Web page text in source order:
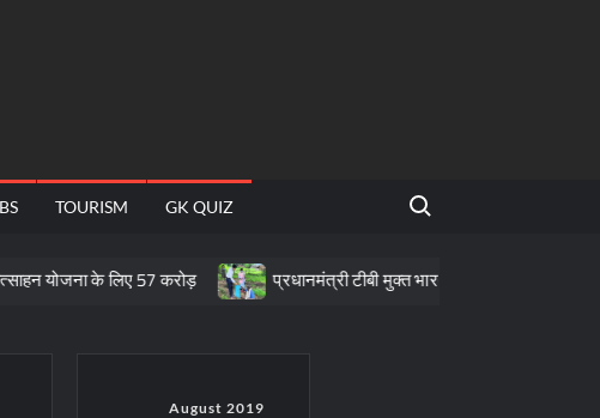
TOURISM GK QUIZ
Search for:
के लिए 57 करोड़ प्रधानमंत्री टीबी मुक्त भारत अभियान के तहत पीवीटीजी क्षेत्रों में
August 2019